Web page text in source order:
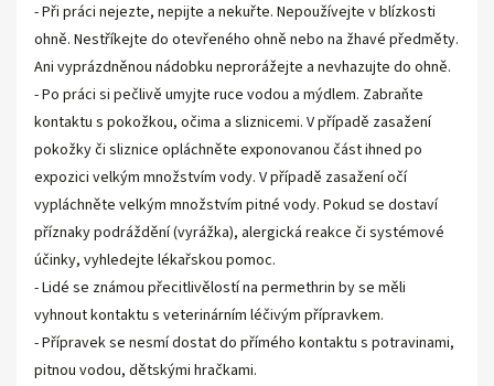
- Při práci nejezte, nepijte a nekuřte. Nepoužívejte v blízkosti
ohně. Nestříkejte do otevřeného ohně nebo na žhavé předměty.
Ani vyprázdněnou nádobku neprorážejte a nevhazujte do ohně.
- Po práci si pečlivě umyjte ruce vodou a mýdlem. Zabraňte
kontaktu s pokožkou, očima a sliznicemi. V případě zasažení
pokožky či sliznice opláchněte exponovanou část ihned po
expozici velkým množstvím vody. V případě zasažení očí
vypláchněte velkým množstvím pitné vody. Pokud se dostaví
příznaky podráždění (vyrážka), alergická reakce či systémové
účinky, vyhledejte lékařskou pomoc.
- Lidé se známou přecitlivělostí na permethrin by se měli
vyhnout kontaktu s veterinárním léčivým přípravkem.
- Přípravek se nesmí dostat do přímého kontaktu s potravinami,
pitnou vodou, dětskými hračkami.